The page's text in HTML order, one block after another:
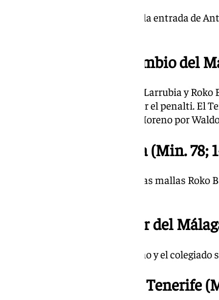
Agota sus cambios Pellicer con la entrada de
22.06 | Otro doble cambio del
Entra Dioni y Aaron Ochoa por Larrubia y
aplaudido por la grada tras fallar el penalti. El
cambio. Entran Teto y Marlos Moreno por
22.05 | Falla Baturina (Min. 78;
No pudo mandarla al fondo de las mallas Roko
22.04 | Penalti a favor del
Cayó dentro del área Izan merino y el
21.55 | Cambios en el Tenerife